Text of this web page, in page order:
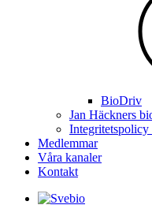
BioDriv
Jan Häckners
Medlemmar
Våra kanaler
Kontakt